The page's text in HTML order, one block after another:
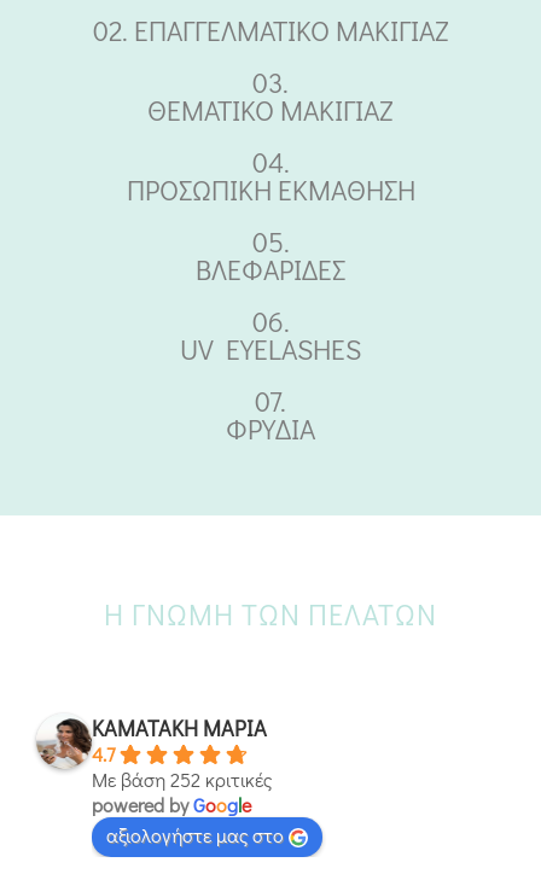
02. ΕΠΑΓΓΕΛΜΑΤΙΚΟ ΜΑΚΙΓΙΑΖ
03.
ΘΕΜΑΤΙΚΟ ΜΑΚΙΓΙΑΖ
04.
ΠΡΟΣΩΠΙΚΗ ΕΚΜΑΘΗΣΗ
05.
ΒΛΕΦΑΡΙΔΕΣ
06.
UV EYELASHES
07.
ΦΡΥΔΙΑ
Η ΓΝΏΜΗ ΤΩΝ ΠΕΛΑΤΏΝ
ΚΑΜΑΤΑΚΗ ΜΑΡΙΑ
4.7
Με βάση 252 κριτικές
powered byGoogle
αξιολογήστε μας στο